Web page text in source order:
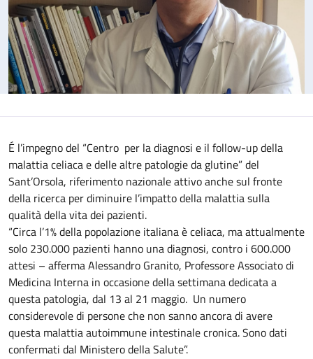
É l’impegno del “Centro per la diagnosi e il follow-up della
malattia celiaca e delle altre patologie da glutine” del
Sant’Orsola, riferimento nazionale attivo anche sul fronte
della ricerca per diminuire l’impatto della malattia sulla
qualità della vita dei pazienti.
“Circa l’1% della popolazione italiana è celiaca, ma attualmente
solo 230.000 pazienti hanno una diagnosi, contro i 600.000
attesi – afferma Alessandro Granito, Professore Associato di
Medicina Interna in occasione della settimana dedicata a
questa patologia, dal 13 al 21 maggio. Un numero
considerevole di persone che non sanno ancora di avere
questa malattia autoimmune intestinale cronica. Sono dati
confermati dal Ministero della Salute”.